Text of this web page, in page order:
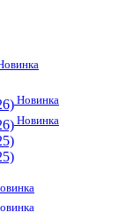
Новинка
Новинка